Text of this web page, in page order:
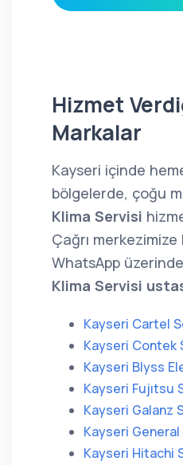
Hizmet
Markalar
Kayseri içinde
bölgelerde, çoğu
Klima Servisi
Çağrı merkezimize
WhatsApp
Klima Servisi
Kayseri Cartel
Kayseri Contek
Kayseri Blyss
Kayseri Fujıtsu
Kayseri Galanz
Kayseri
Kayseri Hitachi